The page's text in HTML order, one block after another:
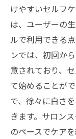
けやすいセルフ
は、ユーザーの
ルで利用できる
ンでは、初回か
意されており、
て始めることが
で、徐々に白さ
きます。サロン
のペースでケア